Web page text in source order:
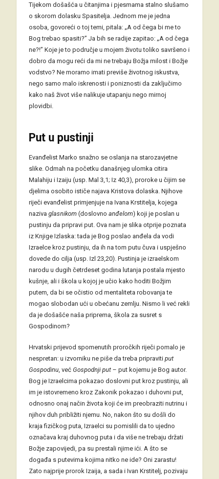
Tijekom došašća u čitanjima i pjesmama stalno slušamo
o skorom dolasku Spasitelja. Jednom me je jedna
osoba, govoreći o toj temi, pitala: „A od čega bi me to
Bog trebao spasiti?” Ja bih se radije zapitao: „A od čega
ne?!” Koje je to područje u mojem životu toliko savršeno i
dobro da mogu reći da mi ne trebaju Božja milost i Božje
vodstvo? Ne moramo imati previše životnog iskustva,
nego samo malo iskrenosti i poniznosti da zaključimo
kako naš život više nalikuje utapanju nego mirnoj
plovidbi.
Put u pustinji
Evanđelist Marko snažno se oslanja na starozavjetne
slike. Odmah na početku današnjeg ulomka citira
Malahiju i Izaiju (usp. Mal 3,1; Iz 40,3), proroke u čijim se
djelima osobito ističe najava Kristova dolaska. Njihove
riječi evanđelist primjenjuje na Ivana Krstitelja, kojega
naziva glasnikom(doslovno anđelom) koji je poslan u
pustinju da pripravi put. Ova nam je slika otprije poznata
iz Knjige Izlaska: tada je Bog poslao anđela da vodi
Izraelce kroz pustinju, da ih na tom putu čuva i uspješno
dovede do cilja (usp. Izl 23,20). Pustinja je izraelskom
narodu u dugih četrdeset godina lutanja postala mjesto
kušnje, ali i škola u kojoj je učio kako hoditi Božjim
putem, da bi se očistio od mentaliteta robovanja te
mogao slobodan ući u obećanu zemlju. Nismo li već rekli
da je došašće naša priprema, škola za susret s
Gospodinom?
Hrvatski prijevod spomenutih proročkih riječi pomalo je
nespretan: u izvorniku ne piše da treba pripraviti put
Gospodinu, već Gospodnji put – put kojemu je Bog autor.
Bog je Izraelcima pokazao doslovni put kroz pustinju, ali
im je istovremeno kroz Zakonik pokazao i duhovni put,
odnosno onaj način života koji će im preobraziti nutrinu i
njihov duh približiti njemu. No, nakon što su došli do
kraja fizičkog puta, Izraelci su pomislili da to ujedno
označava kraj duhovnog puta i da više ne trebaju držati
Božje zapovijedi, pa su prestali njime ići. A što se
događa s putevima kojima nitko ne ide? Oni zarastu!
Zato najprije prorok Izaija, a sada i Ivan Krstitelj, pozivaju